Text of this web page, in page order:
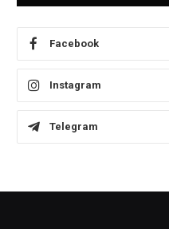
Facebook
Instagram
Telegram